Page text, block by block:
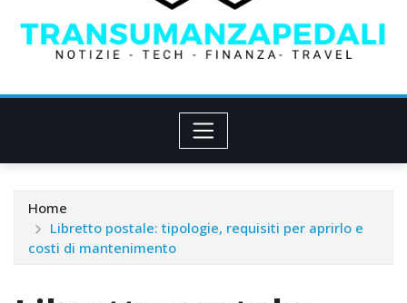
Home
Libretto postale: tipologie, requisiti per aprirlo e
costi di mantenimento